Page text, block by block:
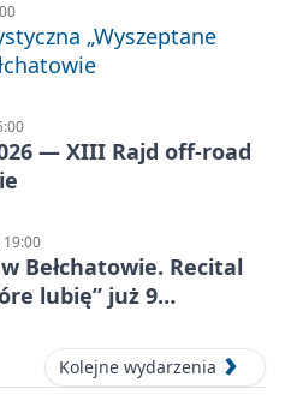
„Wyszeptane
— XIII Rajd off‑road
Bełchatowie. Recital
lubię” już 9
Kolejne wydarzenia